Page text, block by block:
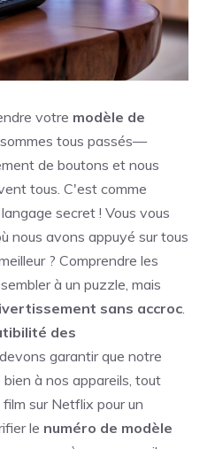
votre modèle de
sommes tous passés—
de boutons et nous
tous. C'est comme
secret ! Vous vous
nous avons appuyé sur tous
? Comprendre les
à un puzzle, mais
sans accroc
des
devons garantir que notre
à nos appareils, tout
sur Netflix pour un
le numéro de modèle